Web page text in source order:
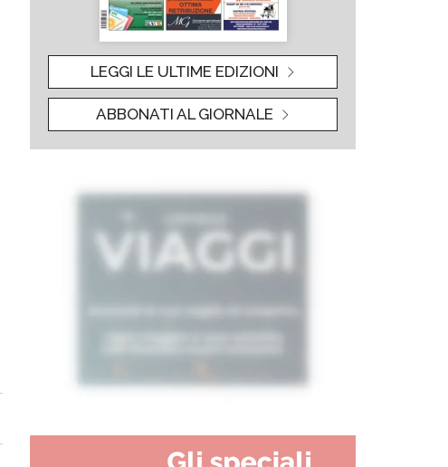
LEGGI LE ULTIME EDIZIONI
ABBONATI AL GIORNALE